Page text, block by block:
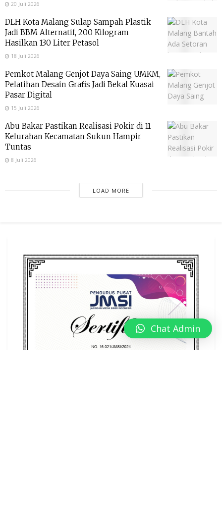
20 Juli 2026
DLH Kota Malang Sulap Sampah Plastik
Jadi BBM Alternatif, 200 Kilogram
Hasilkan 130 Liter Petasol
18 Juli 2026
Pemkot Malang Genjot Daya Saing UMKM,
Pelatihan Desain Grafis Jadi Bekal Kuasai
Pasar Digital
15 Juli 2026
Abu Bakar Pastikan Realisasi Pokir di 11
Kelurahan Kecamatan Sukun Hampir
Tuntas
8 Juli 2026
LOAD MORE
Chat Admin